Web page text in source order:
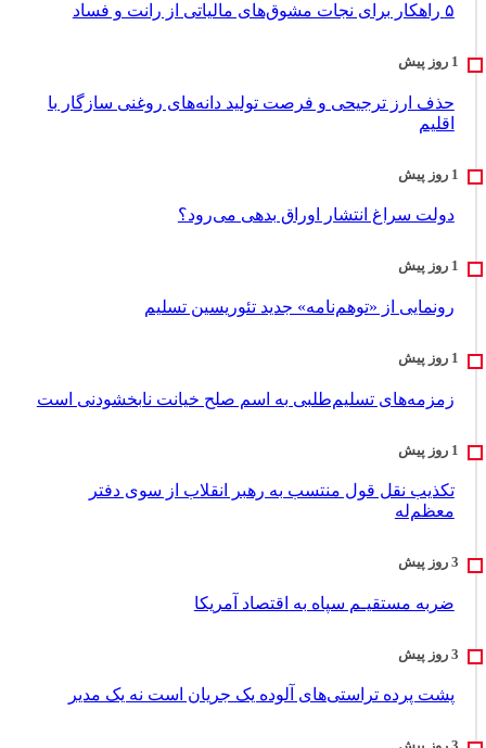
۵ راهکار برای نجات مشوق‌های مالیاتی از رانت و فساد
حذف ارز ترجیحی و فرصت تولید دانه‌های روغنی سازگار با
اقلیم
دولت سراغ انتشار اوراق بدهی می‌رود؟
رونمایی از «توهم‌نامه» جدید تئور‌یسین تسلیم
زمزمه‌های تسلیم‌طلبی به اسم صلح خیانت نابخشودنی است
تکذیب نقل قول منتسب به رهبر انقلاب از سوی دفتر
معظم‌له
ضربه مستقیـم سپاه به اقتصاد آمر‌یکا
پشت پرده تراستی‌های آلوده یک جریان است نه یک مدیر